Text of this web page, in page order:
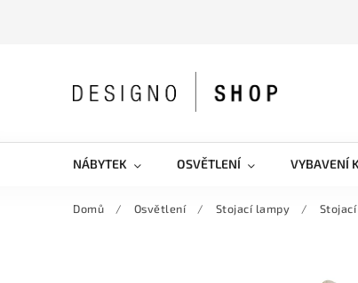
NÁBYTEK OSVĚTLENÍ VYBAVENÍ
Domů / Osvětlení / Stojací lampy /